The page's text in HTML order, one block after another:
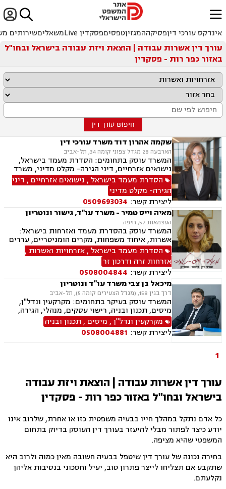

ﱐ
אינדקס עורכי דיןפסיקההמגזיןטפסיםפסקדין Live משאליםשירותים
עורך דין אשרות עבודה | הוצאת ויזת עבודה בישראל ובחו"ל
באזור כפר רות - פסקדין
חיפוש עורך דין
שקמה אהרון דוד משרד עורכי דין
הארבעה 28 מגדל צפוני קומה 34, תל-אביב
המשרד עוסק בתחומים: הסדרת מעמד בישראל,
נישואים אזרחיים, דיני הגירה- מקלט מדיני, משרד
הפנים, אזרחויות ואשרות, אשרות עבודה, דיני
עבודה, זכויות נשים בהריון, חוקתי מנהלי, מומחים
לדין הזר.
הסדרת מעמד בישראל , נישואים אזרחיים , דיני
הגירה- מקלט מדיני
ליצירת קשר: 0509693034
מאיה וייס טמיר - משרד עו"ד, גישור ונוטריון
העצמאות 57, חיפה
המשרד עוסק בהסדרת מעמד ואזרחות בישראל:
אשרות, איחוד משפחות, מקרים הומניטריים, עררים
לבית הדין לעררים ועתירות מנהליות מול רשות
האוכלוסין וההגירה, לצד נזיקין, ביטוח לאומי, נוטריון,
צוואות וייפוי כוח מתמשך.
הסדרת מעמד בישראל ,אזרחויות ואשרות ,
אזרחות זרה ודרכון זר
ליצירת קשר: 0508004844
מיכאל בן צבי משרד עו"ד ונוטריון
דרך בגין 158, (מגדל הצעירים קומה 5), תל-אביב
המשרד עוסק בעיקר בתחומים: מקרקעין ונדל"ן,
מיסים, תכנון ובניה, רישוי עסקים, מנהלי, הגירה,
אשרות משפט ימי, ירושות וצוואות, דיני משפחה.
מקרקעין ונדל"ן, מיסים , תכנון ובניה
ליצירת קשר: 0508004881
1
עורך דין אשרות עבודה | הוצאת ויזת עבודה
בישראל ובחו"ל באזור כפר רות - פסקדין
כל אדם נתקל במהלך חייו בבעיה משפטית כזו או אחרת, שלרוב אינו
יודע כיצד לפתור מבלי להיעזר בעורך דין העוסק בדיוק בתחום
המשפטי שהיא מציפה.
בחירה נכונה של עורך דין שיטפל בבעיה חשובה מאין כמוה ולרוב היא
שתקבע אם תצליחו לייצר פתרון טוב, יעיל וחסכוני בנסיבות אליהן
נקלעתם.